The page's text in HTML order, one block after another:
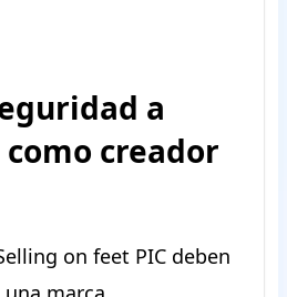
a
creador
on feet PIC deben